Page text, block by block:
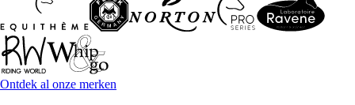
Ontdek al onze merken